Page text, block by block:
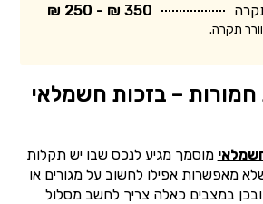
350 ₪ - 250 ₪
תקרה.
– בזכות חשמלאי
מוסמך מגיע לנכס שבו יש תקלות
מאפשרות אפילו לחשוב על מגורים או
במצבים כאלה צריך לחשב מסלול